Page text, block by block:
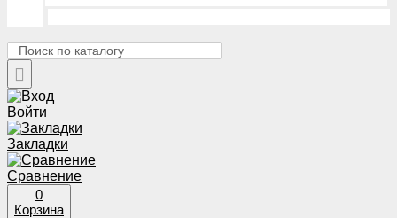
Войти
Закладки
Сравнение
0
Корзина